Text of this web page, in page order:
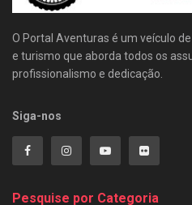
O Portal Aventuras é um veículo
e turismo que aborda todos os
profissionalismo e dedicação.
Siga-nos
Pesquise por Categoria